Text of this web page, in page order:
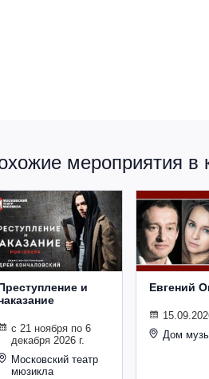
мероприятия в
и
с 21 ноября по 6
декабря 2026 г.
Московский театр
мюзикла
Евгений
Дом